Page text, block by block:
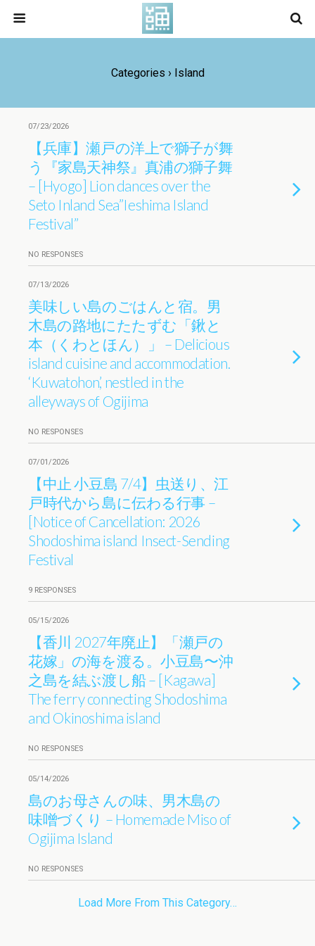
Categories › Island
07/23/2026
【兵庫】瀬戸の洋上で獅子が舞
う『家島天神祭』真浦の獅子舞
– [Hyogo] Lion dances over the
Seto Inland Sea”Ieshima Island
Festival”
NO RESPONSES
07/13/2026
美味しい島のごはんと宿。男
木島の路地にたたずむ「鍬と
本（くわとほん）」 – Delicious
island cuisine and accommodation.
‘Kuwatohon’, nestled in the
alleyways of Ogijima
NO RESPONSES
07/01/2026
【中止 小豆島 7/4】虫送り、江
戸時代から島に伝わる行事 –
[Notice of Cancellation: 2026
Shodoshima island Insect-Sending
Festival
9 RESPONSES
05/15/2026
【香川 2027年廃止】「瀬戸の
花嫁」の海を渡る。小豆島〜沖
之島を結ぶ渡し船 – [Kagawa]
The ferry connecting Shodoshima
and Okinoshima island
NO RESPONSES
05/14/2026
島のお母さんの味、男木島の
味噌づくり – Homemade Miso of
Ogijima Island
NO RESPONSES
Load More From This Category…